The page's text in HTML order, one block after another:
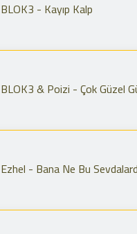
BLOK3 - Kayıp Kalp
BLOK3 & Poizi - Çok Güzel
Ezhel - Bana Ne Bu